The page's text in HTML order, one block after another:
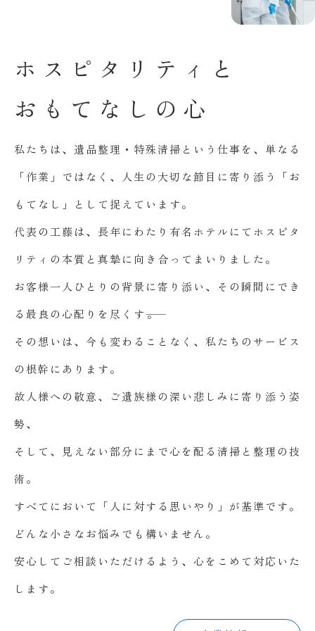
ホ ス ピ タ リ テ ィ と
お も て な し の 心
私たちは、遺品整理・特殊清掃という仕事を、単なる
「作業」ではなく、人生の大切な節目に寄り添う「お
もてなし」として捉えています。
代表の工藤は、長年にわたり有名ホテルにてホスピタ
リティの本質と真摯に向き合ってまいりました。
お客様一人ひとりの背景に寄り添い、その瞬間にでき
る最良の心配りを尽くす――。
その想いは、今も変わることなく、私たちのサービス
の根幹にあります。
故人様への敬意、ご遺族様の深い悲しみに寄り添う姿
勢、
そして、見えない部分にまで心を配る清掃と整理の技
術。
すべてにおいて「人に対する思いやり」が基準です。
どんな小さなお悩みでも構いません。
安心してご相談いただけるよう、心をこめて対応いた
します。